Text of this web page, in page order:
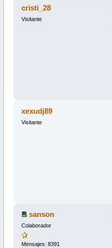
cristi_28
Visitante
xexudj89
Visitante
sanson
Colaborador
Mensajes: 8391